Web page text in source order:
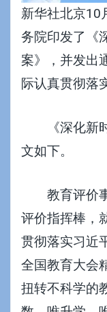
新华社北京10
务院印发了《
案》，并发出
际认真贯彻落
《深化新时
文如下。
教育评价事
评价指挥棒，
贯彻落实习近
全国教育大会
扭转不科学的